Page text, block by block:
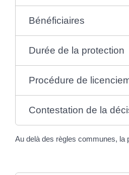
Bénéficiaires
Durée de la protection
Procédure de
Contestation de la
Au delà des règles communes, la